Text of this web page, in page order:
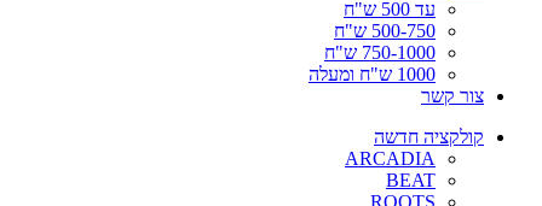
עד 500 ש"ח
500-750 ש"ח
750-1000 ש"ח
1000 ש"ח ומעלה
צור קשר
קולקציה חדשה
ARCADIA
BEAT
ROOTS